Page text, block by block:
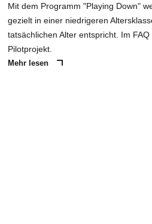
Mit dem Programm "Playing Down"
gezielt in einer niedrigeren
tatsächlichen Alter entspricht. Im
Pilotprojekt.
Mehr lesen